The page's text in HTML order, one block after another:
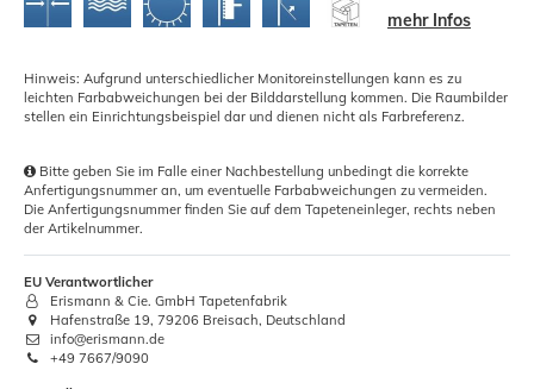
mehr Infos
Hinweis: Aufgrund unterschiedlicher Monitoreinstellungen kann es zu
leichten Farbabweichungen bei der Bilddarstellung kommen. Die Raumbilder
stellen ein Einrichtungsbeispiel dar und dienen nicht als Farbreferenz.
Bitte geben Sie im Falle einer Nachbestellung unbedingt die korrekte
Anfertigungsnummer an, um eventuelle Farbabweichungen zu vermeiden.
Die Anfertigungsnummer finden Sie auf dem Tapeteneinleger, rechts neben
der Artikelnummer.
EU Verantwortlicher
Erismann & Cie. GmbH Tapetenfabrik
Hafenstraße 19, 79206 Breisach, Deutschland
info@erismann.de
+49 7667/9090